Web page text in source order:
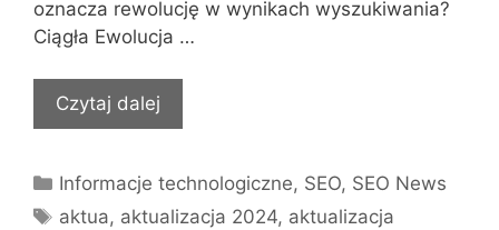
oznacza rewolucję w wynikach wyszukiwania?
Ciągła Ewolucja …
Czytaj dalej
Kategorie
Informacje technologiczne, SEO, SEO News
Tagi
aktua, aktualizacja 2024, aktualizacja